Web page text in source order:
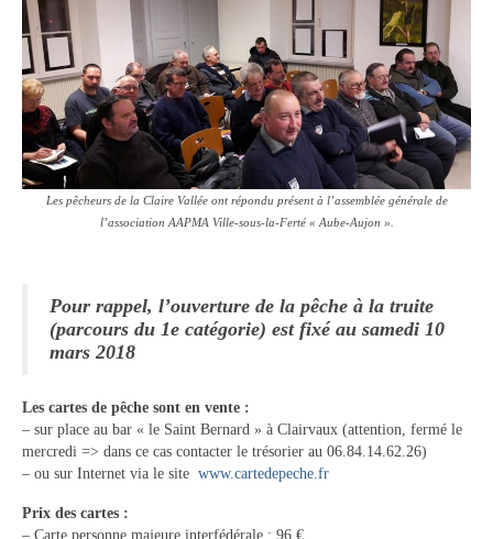
Les pêcheurs de la Claire Vallée ont répondu présent à l’assemblée générale de
l’association AAPMA Ville-sous-la-Ferté « Aube-Aujon ».
Pour rappel, l’ouverture de la pêche à la truite
(parcours du 1e catégorie) est fixé au samedi 10
mars 2018
Les cartes de pêche sont en vente :
– sur place au bar « le Saint Bernard » à Clairvaux (attention, fermé le
mercredi => dans ce cas contacter le trésorier au 06.84.14.62.26)
– ou sur Internet via le site www.cartedepeche.fr
Prix des cartes :
– Carte personne majeure interfédérale : 96 €